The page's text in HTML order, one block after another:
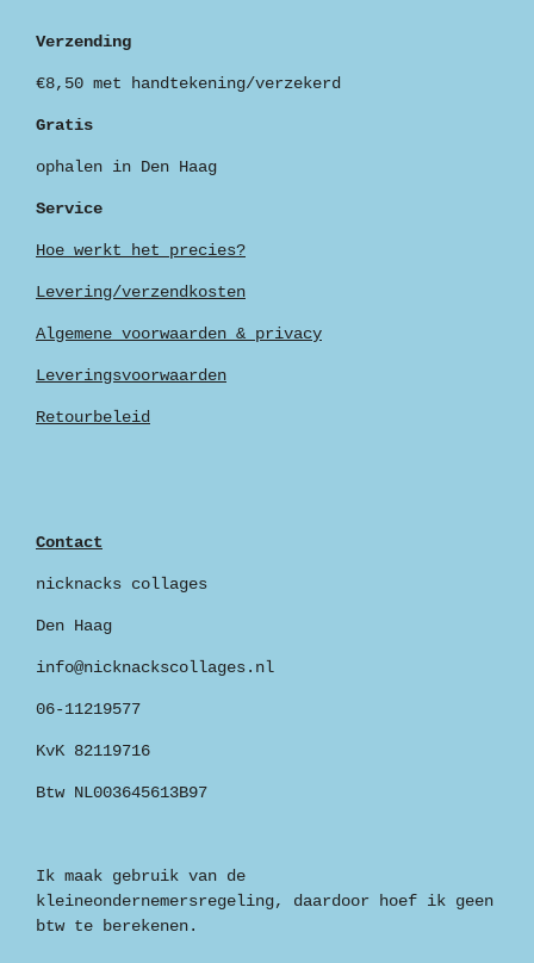
Verzending
€8,50 met handtekening/verzekerd
Gratis
ophalen in Den Haag
Service
Hoe werkt het precies?
Levering/verzendkosten
Algemene voorwaarden & privacy
Leveringsvoorwaarden
Retourbeleid
Contact
nicknacks collages
Den Haag
info@nicknackscollages.nl
06-11219577
KvK 82119716
Btw NL003645613B97
Ik maak gebruik van de
kleineondernemersregeling, daardoor hoef ik geen
btw te berekenen.